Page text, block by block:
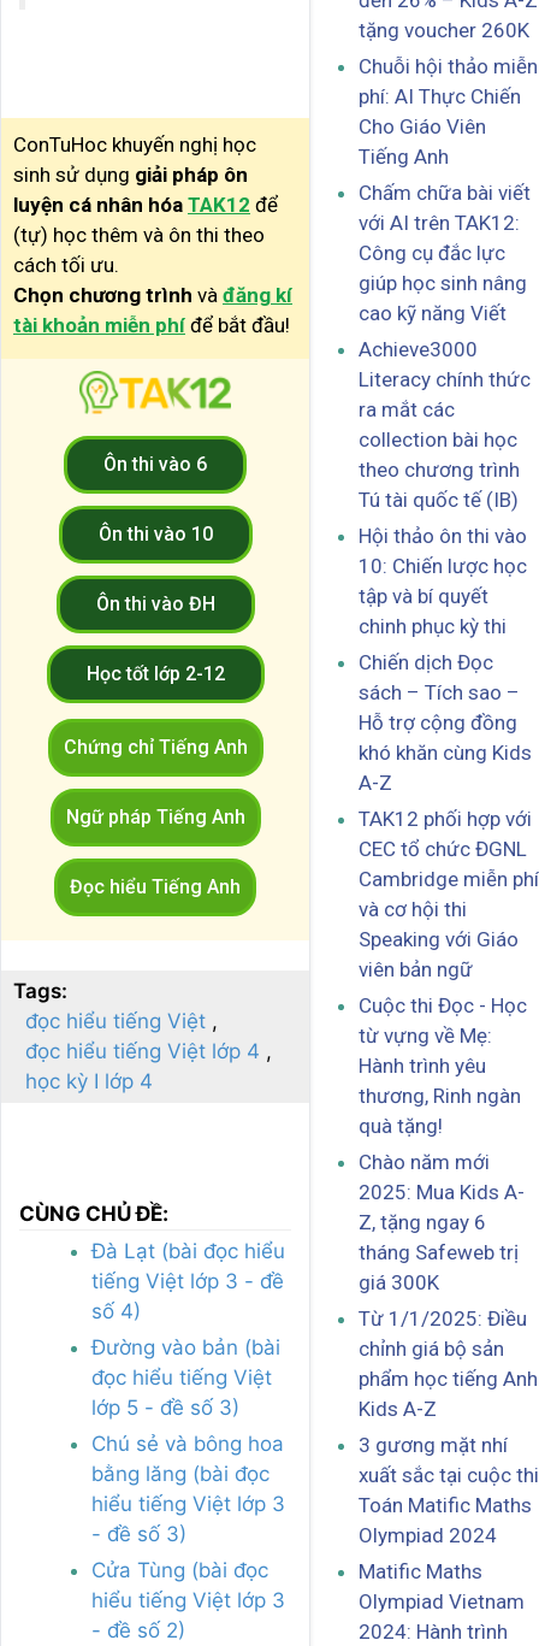
ConTuHoc khuyến nghị học
sinh sử dụng giải pháp ôn
luyện cá nhân hóa TAK12 để
(tự) học thêm và ôn thi theo
cách tối ưu.
Chọn chương trình và đăng kí
tài khoản miễn phí để bắt đầu!
Ôn thi vào 6
Ôn thi vào 10
Ôn thi vào ĐH
Học tốt lớp 2-12
Chứng chỉ Tiếng Anh
Ngữ pháp Tiếng Anh
Đọc hiểu Tiếng Anh
Tags:
đọc hiểu tiếng Việt
đọc hiểu tiếng Việt lớp 4
học kỳ I lớp 4
CÙNG CHỦ ĐỀ:
Đà Lạt (bài đọc hiểu
tiếng Việt lớp 3 - đề
số 4)
Đường vào bản (bài
đọc hiểu tiếng Việt
lớp 5 - đề số 3)
Chú sẻ và bông hoa
bằng lăng (bài đọc
hiểu tiếng Việt lớp 3
- đề số 3)
Cửa Tùng (bài đọc
hiểu tiếng Việt lớp 3
- đề số 2)
tặng voucher 260K
Chuỗi hội thảo miễn
phí: AI Thực Chiến
Cho Giáo Viên
Tiếng Anh
Chấm chữa bài viết
với AI trên TAK12:
Công cụ đắc lực
giúp học sinh nâng
cao kỹ năng Viết
Achieve3000
Literacy chính thức
ra mắt các
collection bài học
theo chương trình
Tú tài quốc tế (IB)
Hội thảo ôn thi vào
10: Chiến lược học
tập và bí quyết
chinh phục kỳ thi
Chiến dịch Đọc
sách – Tích sao –
Hỗ trợ cộng đồng
khó khăn cùng Kids
A-Z
TAK12 phối hợp với
CEC tổ chức ĐGNL
Cambridge miễn phí
và cơ hội thi
Speaking với Giáo
viên bản ngữ
Cuộc thi Đọc - Học
từ vựng về Mẹ:
Hành trình yêu
thương, Rinh ngàn
quà tặng!
Chào năm mới
2025: Mua Kids A-
Z, tặng ngay 6
tháng Safeweb trị
giá 300K
Từ 1/1/2025: Điều
chỉnh giá bộ sản
phẩm học tiếng Anh
Kids A-Z
3 gương mặt nhí
xuất sắc tại cuộc thi
Toán Matific Maths
Olympiad 2024
Matific Maths
Olympiad Vietnam
2024: Hành trình